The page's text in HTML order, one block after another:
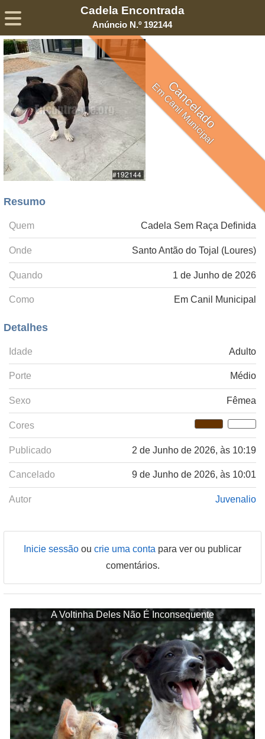
Cancelado
Em Canil Municipal
Cadela Encontrada
Anúncio N.º 192144
Resumo
Quem Cadela Sem Raça Definida
Onde Santo Antão do Tojal (Loures)
Quando 1 de Junho de 2026
Como Em Canil Municipal
Detalhes
Idade Adulto
Porte Médio
Sexo Fêmea
Cores
Publicado 2 de Junho de 2026, às 10:19
Cancelado 9 de Junho de 2026, às 10:01
Autor Juvenalio
Inicie sessão ou crie uma conta para ver ou publicar
comentários.
A Voltinha Deles Não É Inconsequente
Sobre Declaração de Privacidade Termos de Serviço
©2005-2026 Encontra-me® – Todos os Direitos Reservados